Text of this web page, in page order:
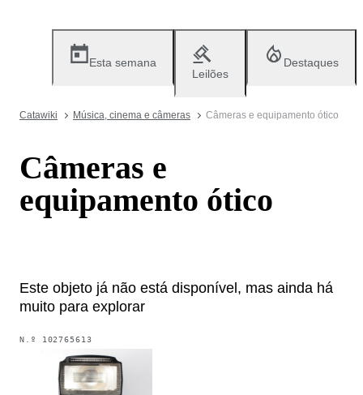
Esta semana
Leilões
Destaques
Catawiki Música, cinema e câmeras Câmeras e equipamento ótico
Câmeras e
equipamento ótico
Este objeto já não está disponível, mas ainda há
muito para explorar
N.º 102765613